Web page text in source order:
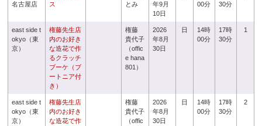
名古屋店
ス
とみ
年9月
10日
00分
30分
east side t
okyo（東
京）
権藤先生店
内のお好き
な造花で作
るクラッチ
ブーケ（ブ
ートニア付
き）
権藤
貴代子
（offic
e hana
801）
2026
年8月
30日
日
14時
00分
17時
30分
1
east side t
okyo（東
京）
権藤先生店
内のお好き
な造花で作
権藤
貴代子
（offic
2026
年8月
30日
日
14時
00分
17時
30分
2